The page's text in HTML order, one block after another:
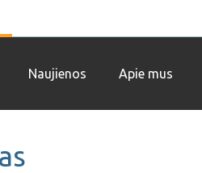
Naujienos Apie mus